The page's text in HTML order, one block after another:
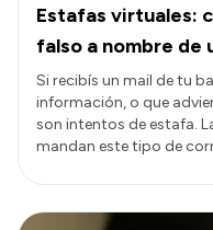
Estafas virtuales:
falso a nombre de
Si recibís un mail de tu
información, o que
son intentos de estafa.
mandan este tipo de